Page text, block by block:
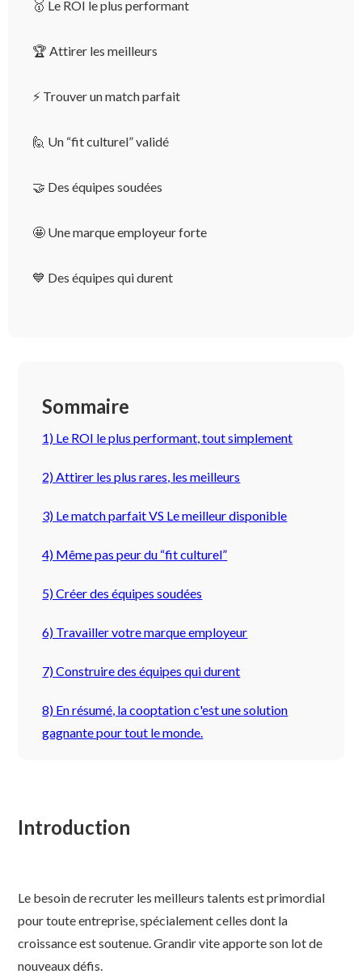
🥇 Le ROI le plus performant
🏆 Attirer les meilleurs
⚡️ Trouver un match parfait
🙋 Un “fit culturel” validé
🤝 Des équipes soudées
🤩 Une marque employeur forte
💙 Des équipes qui durent
Sommaire
1) Le ROI le plus performant, tout simplement
2) Attirer les plus rares, les meilleurs
3) Le match parfait VS Le meilleur disponible
4) Même pas peur du “fit culturel”
5) Créer des équipes soudées
6) Travailler votre marque employeur
7) Construire des équipes qui durent
8) En résumé, la cooptation c'est une solution
gagnante pour tout le monde.
Introduction
Le besoin de recruter les meilleurs talents est primordial
pour toute entreprise, spécialement celles dont la
croissance est soutenue. Grandir vite apporte son lot de
nouveaux défis.